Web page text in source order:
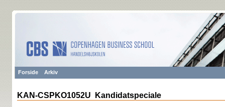
Forside Arkiv
KAN-CSPKO1052U Kandidatspeciale